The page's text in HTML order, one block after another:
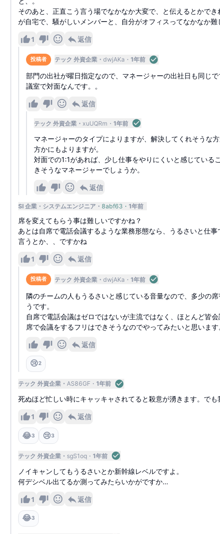
そのあと、正直こう言う場でなかなか大変で、と伝えるとかで
が自宅で、騒がしいメンバーと、自分がオフィスってなかなか
1 返信
投稿者 テック 外資企業 dwjAKa 1年前
部門の出社が曜日指定なので、マネージャーの出社日も同じ
議室で対面なんです。。
返信
テック 外資企業 xuUQRm 1年前
マネージャーのタイプによりますが、解決してくれそうな
方かにもよりますが。
対面での1:1があれば、少し仕事をやりにくいと感じている
きそうなマネージャーでしょうか。
返信
SI 企業 システムエンジニア 8abf63 1年前
席を変えてもらう事は難しいですかね？
あとは自席で電話会議するような業務形態なら、うるさいと仕
言うとか、、ですかね
1 返信
投稿者 テック 外資企業 dwjAKa 1年前
隣のチームの人もうるさいと感じている音量なので、多少の
うです。
自席で電話会議はゼロではないが主流ではなく、ほとんど皆
席で会議をするフリはできそうなのでやってみたいと思います
返信
😢2
テック 外資企業 AS86GF 1年前
死ぬほど忙しい時にキャッキャされてると殺意が湧きます。で
1 返信
😂3 😢3
テック 外資企業 sgS1oq 1年前
ノイキャンしてもうるさいとか新幹線レベルですよ。
何デシベル出てるか測ってみたらいかがですか…
1 返信
😂3